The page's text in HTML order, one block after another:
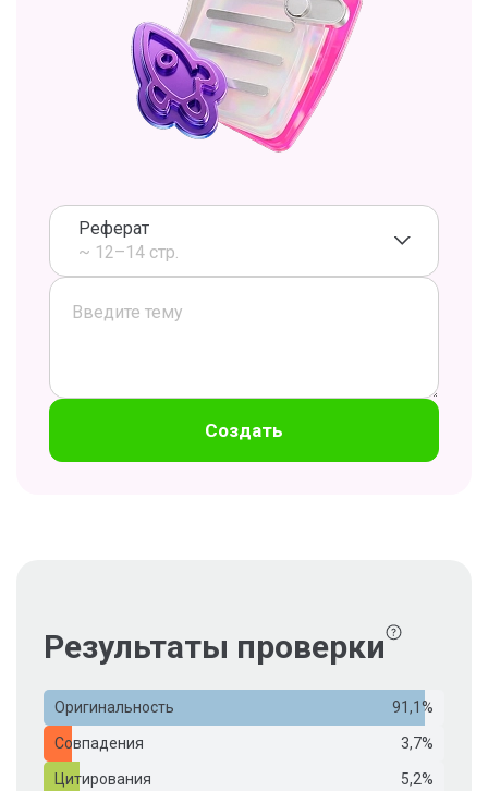
Реферат
~ 12–14 стр.
Создать
Результаты проверки
Оригинальность 91,1%
Совпадения 3,7%
Цитирования 5,2%